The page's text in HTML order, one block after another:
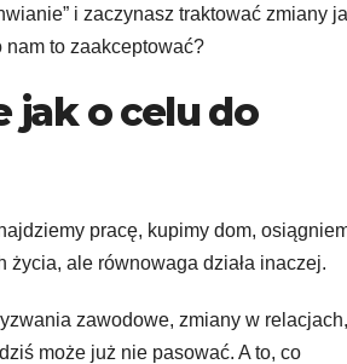
i zaczynasz traktować zmiany
nam to zaakceptować?
jak o celu do
pracę, kupimy dom,
ale równowaga działa inaczej.
zawodowe, zmiany w relacjach,
może już nie pasować. A to, co